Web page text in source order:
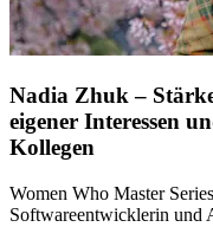
Nadia Zhuk –
eigener Interessen
Kollegen
Women Who Master
Softwareentwicklerin und